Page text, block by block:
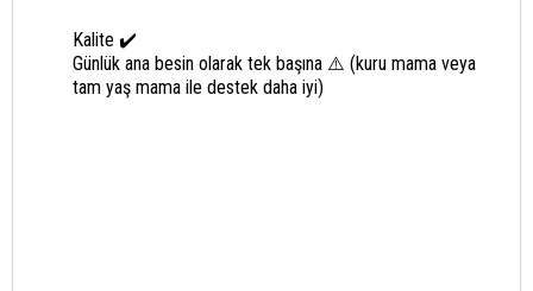
Kalite ✔️
Günlük ana besin olarak tek başına ⚠️ (kuru mama veya
tam yaş mama ile destek daha iyi)